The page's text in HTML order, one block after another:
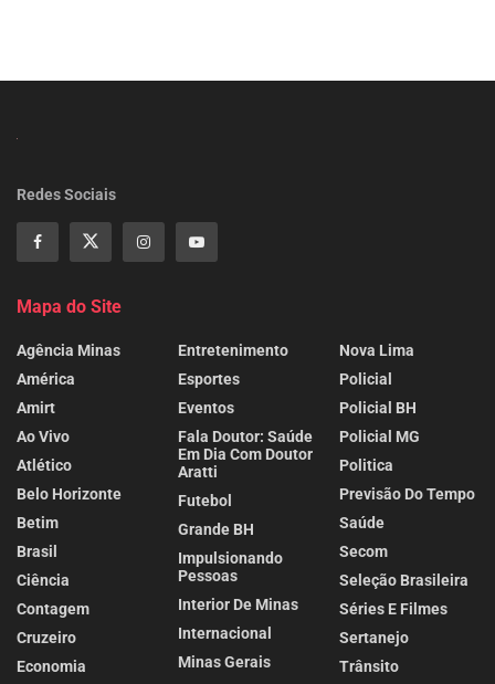
Redes Sociais
Mapa do Site
Agência Minas
América
Amirt
Ao Vivo
Atlético
Belo Horizonte
Betim
Brasil
Ciência
Contagem
Cruzeiro
Economia
Entretenimento
Esportes
Eventos
Fala Doutor: Saúde
Em Dia Com Doutor
Aratti
Futebol
Grande BH
Impulsionando
Pessoas
Interior De Minas
Internacional
Minas Gerais
Nova Lima
Policial
Policial BH
Policial MG
Politica
Previsão Do Tempo
Saúde
Secom
Seleção Brasileira
Séries E Filmes
Sertanejo
Trânsito